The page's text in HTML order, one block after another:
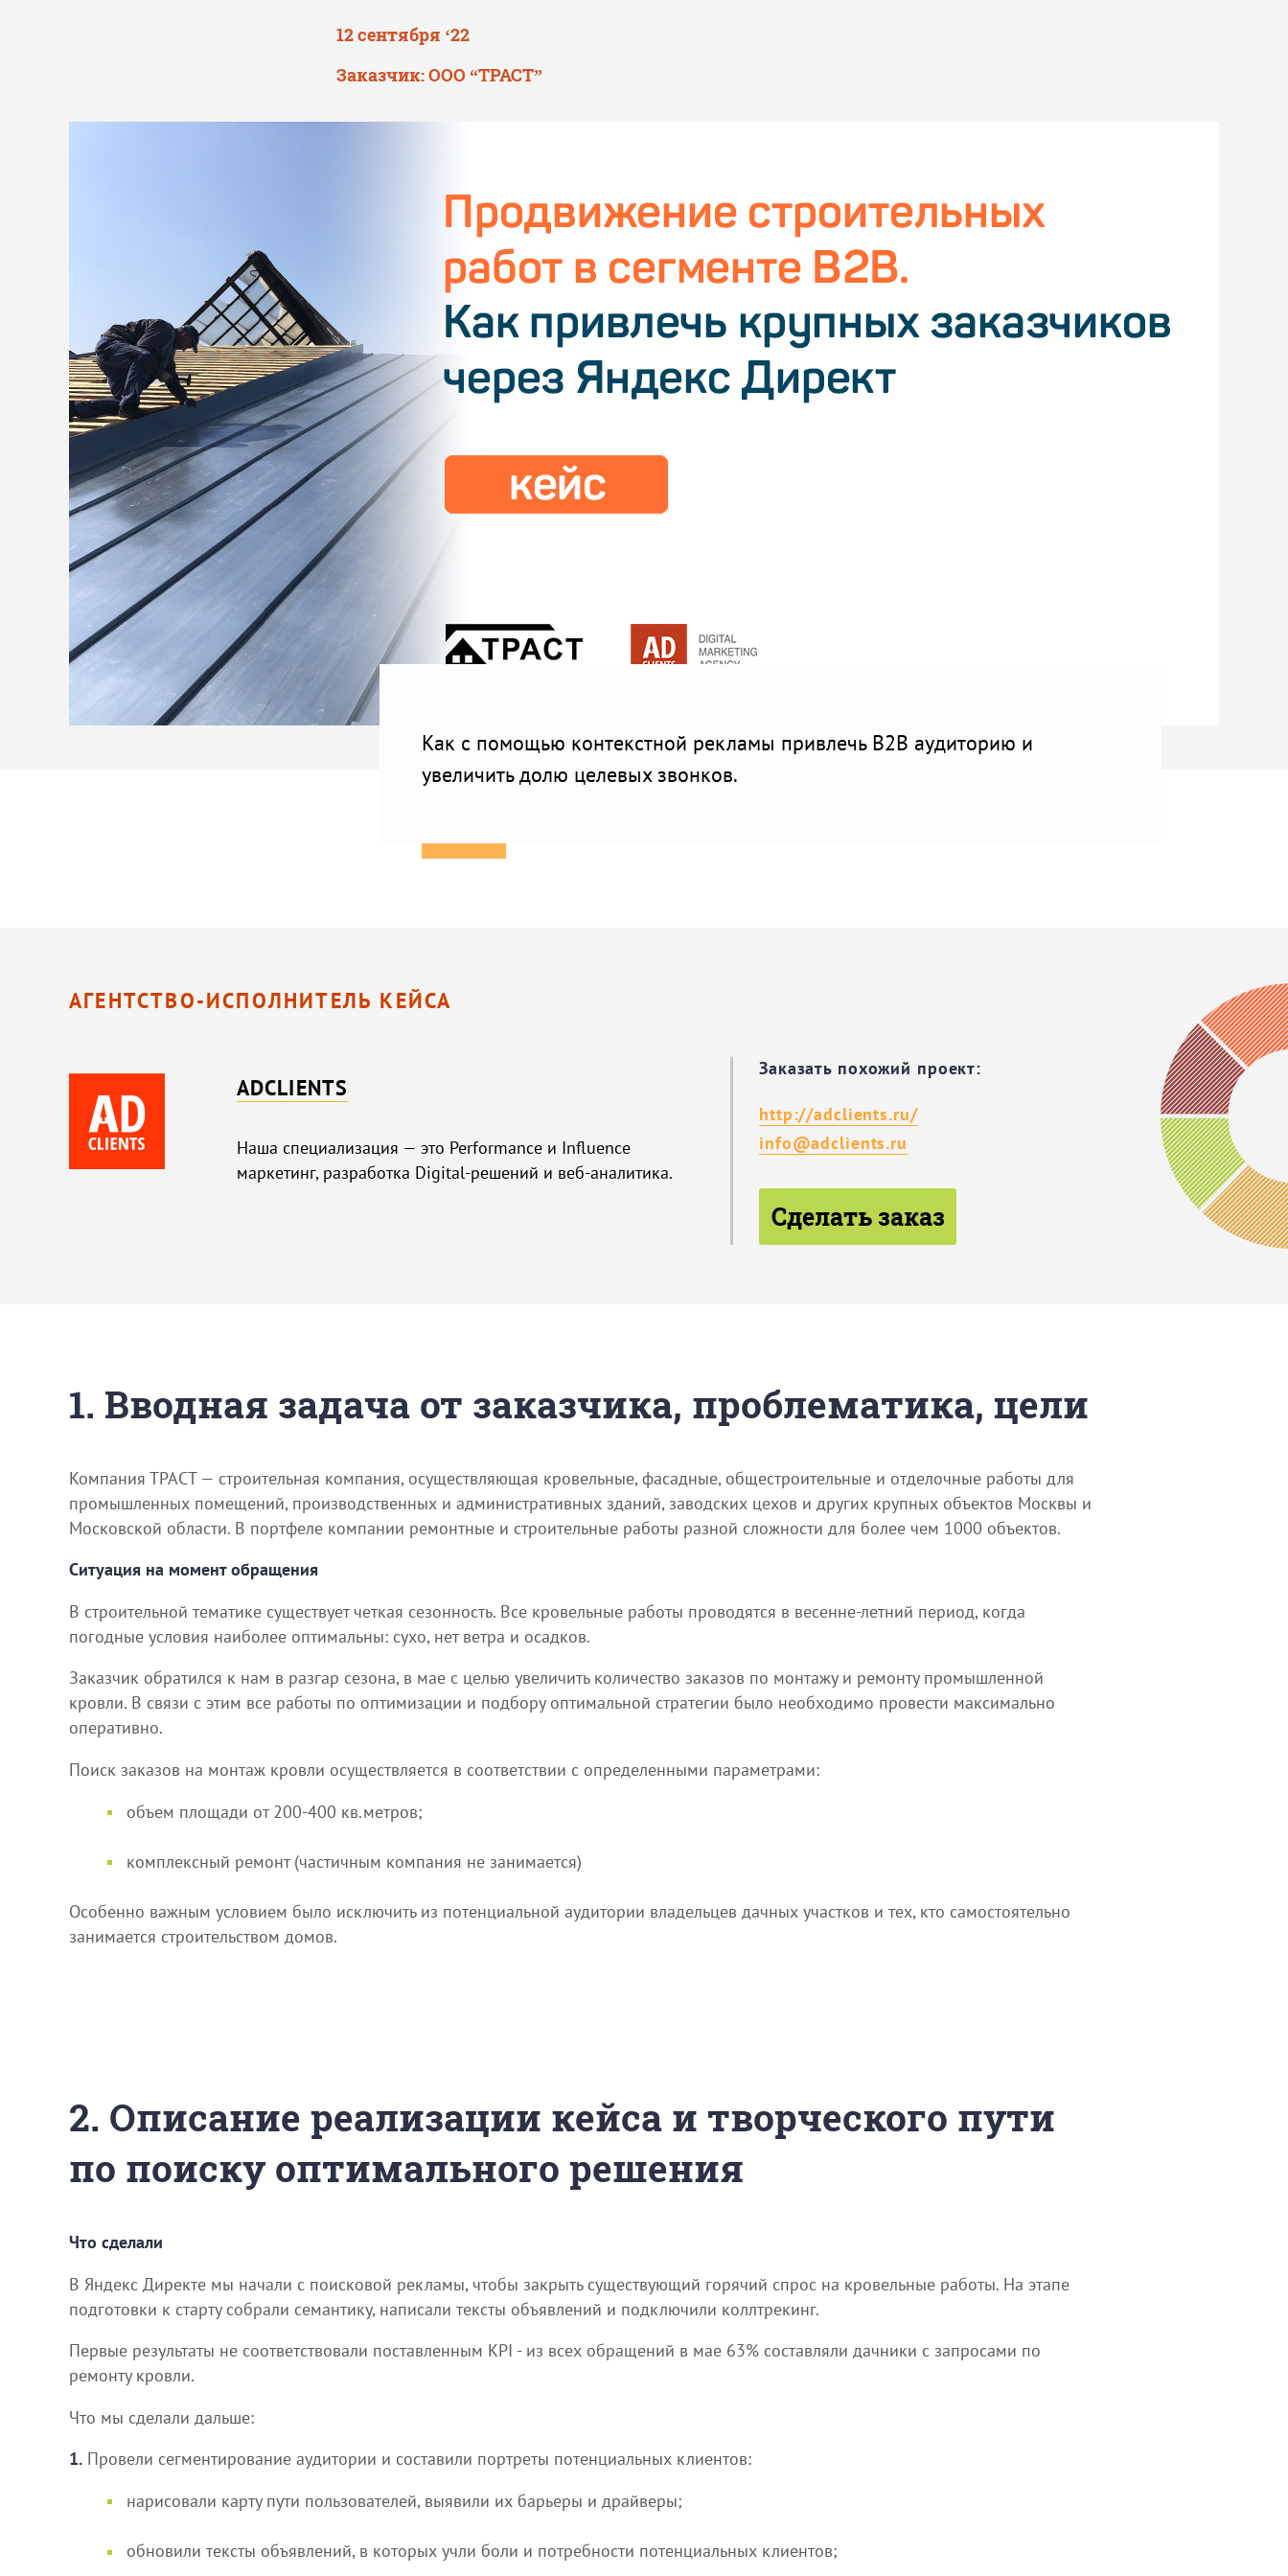
12 сентября ‘22
Заказчик: ООО “ТРАСТ”
Как с помощью контекстной рекламы привлечь B2B аудиторию и
увеличить долю целевых звонков.
АГЕНТСТВО-ИСПОЛНИТЕЛЬ КЕЙСА
ADCLIENTS
Наша специализация — это Performance и Influence
маркетинг, разработка Digital-решений и веб-аналитика.
Заказать похожий проект:
http://adclients.ru/
info@adclients.ru
Сделать заказ
1. Вводная задача от заказчика, проблематика, цели
Компания ТРАСТ — строительная компания, осуществляющая кровельные, фасадные, общестроительные и отделочные работы для
промышленных помещений, производственных и административных зданий, заводских цехов и других крупных объектов Москвы и
Московской области. В портфеле компании ремонтные и строительные работы разной сложности для более чем 1000 объектов.
Ситуация на момент обращения
В строительной тематике существует четкая сезонность. Все кровельные работы проводятся в весенне-летний период, когда
погодные условия наиболее оптимальны: сухо, нет ветра и осадков.
Заказчик обратился к нам в разгар сезона, в мае с целью увеличить количество заказов по монтажу и ремонту промышленной
кровли. В связи с этим все работы по оптимизации и подбору оптимальной стратегии было необходимо провести максимально
оперативно.
Поиск заказов на монтаж кровли осуществляется в соответствии с определенными параметрами:
объем площади от 200-400 кв.метров;
комплексный ремонт (частичным компания не занимается)
Особенно важным условием было исключить из потенциальной аудитории владельцев дачных участков и тех, кто самостоятельно
занимается строительством домов.
2. Описание реализации кейса и творческого пути
по поиску оптимального решения
Что сделали
В Яндекс Директе мы начали с поисковой рекламы, чтобы закрыть существующий горячий спрос на кровельные работы. На этапе
подготовки к старту собрали семантику, написали тексты объявлений и подключили коллтрекинг.
Первые результаты не соответствовали поставленным KPI - из всех обращений в мае 63% составляли дачники с запросами по
ремонту кровли.
Что мы сделали дальше:
1. Провели сегментирование аудитории и составили портреты потенциальных клиентов:
нарисовали карту пути пользователей, выявили их барьеры и драйверы;
обновили тексты объявлений, в которых учли боли и потребности потенциальных клиентов;